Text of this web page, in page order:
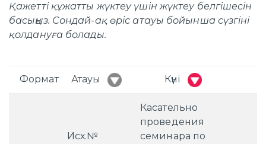
Қажетті құжатты жүктеу үшін жүктеу белгішесін
басыңыз. Сондай-ақ өріс атауы бойынша сүзгіні
қолдануға болады.
Формат Атауы Күні
Исх.№
Касательно
проведения
семинара по